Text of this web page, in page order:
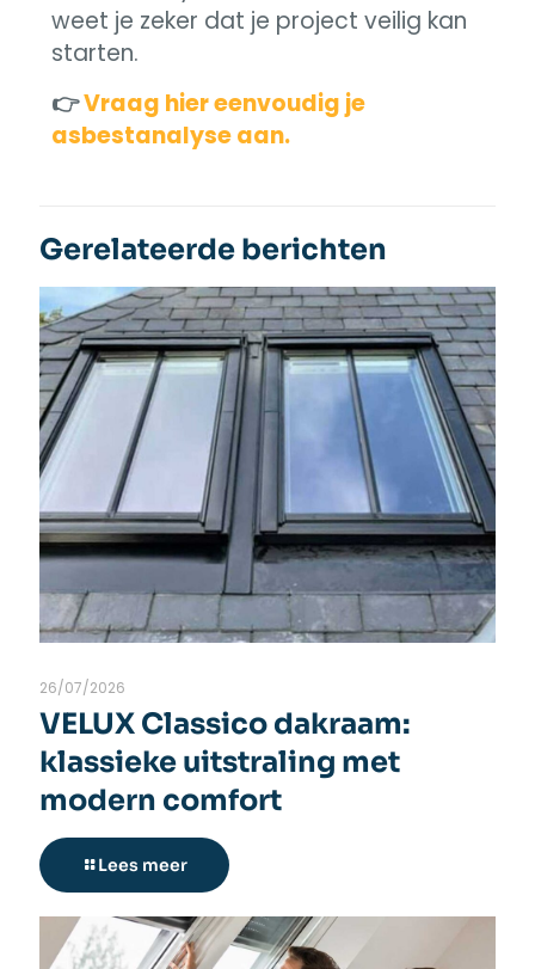
weet je zeker dat je project veilig kan
starten.
👉Vraag hier eenvoudig je
asbestanalyse aan.
Gerelateerde berichten
26/07/2026
VELUX Classico dakraam:
klassieke uitstraling met
modern comfort
Lees meer